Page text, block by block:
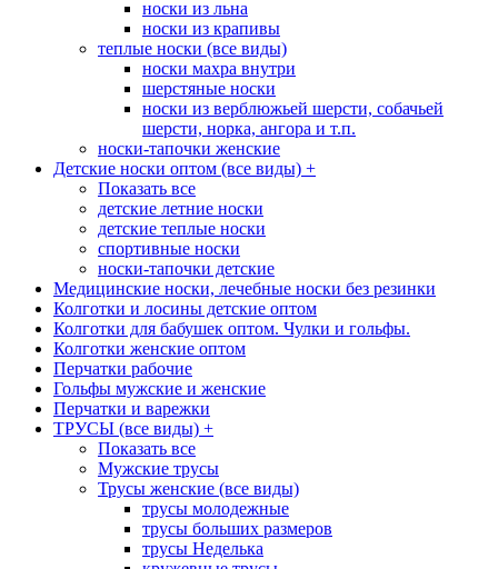
носки из льна
носки из крапивы
теплые носки (все виды)
носки махра внутри
шерстяные носки
носки из верблюжьей шерсти, собачьей
шерсти, норка, ангора и т.п.
носки-тапочки женские
Детские носки оптом (все виды) +
Показать все
детские летние носки
детские теплые носки
спортивные носки
носки-тапочки детские
Медицинские носки, лечебные носки без резинки
Колготки и лосины детские оптом
Колготки для бабушек оптом. Чулки и гольфы.
Колготки женские оптом
Перчатки рабочие
Гольфы мужские и женские
Перчатки и варежки
ТРУСЫ (все виды) +
Показать все
Мужские трусы
Трусы женские (все виды)
трусы молодежные
трусы больших размеров
трусы Неделька